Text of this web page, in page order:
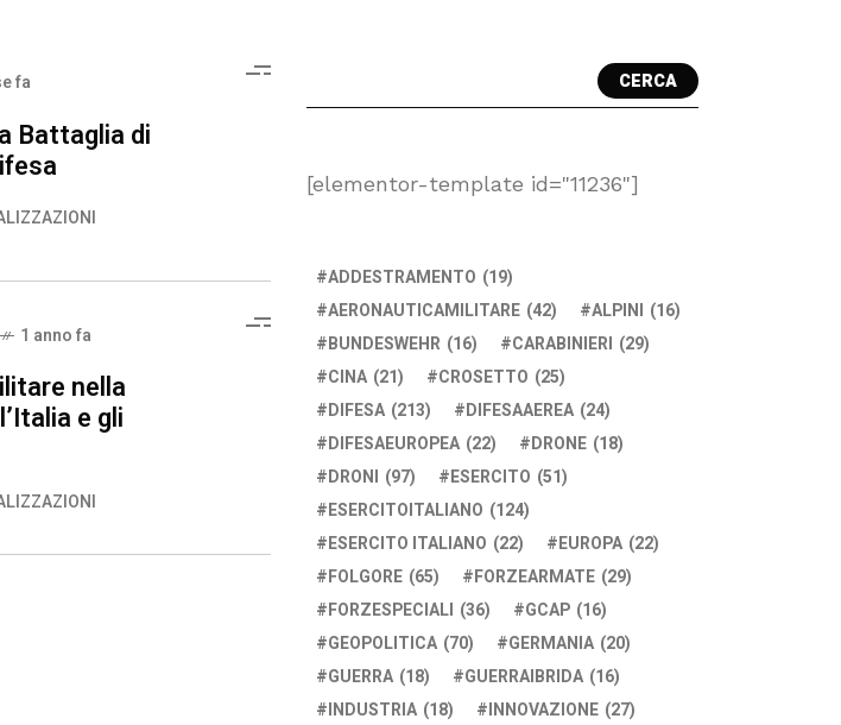
fa
Battaglia di
1 anno fa
nella
e gli
CERCA
[elementor-template id="11236"]
ADDESTRAMENTO (19)
AERONAUTICAMILITARE (42) ALPINI (16)
BUNDESWEHR (16) CARABINIERI (29)
CINA (21) CROSETTO (25)
DIFESA (213) DIFESAAEREA (24)
DIFESAEUROPEA (22) DRONE (18)
DRONI (97) ESERCITO (51)
ESERCITOITALIANO (124)
ESERCITO ITALIANO (22) EUROPA (22)
FOLGORE (65) FORZEARMATE (29)
FORZESPECIALI (36) GCAP (16)
GEOPOLITICA (70) GERMANIA (20)
GUERRA (18) GUERRAIBRIDA (16)
INDUSTRIA (18) INNOVAZIONE (27)